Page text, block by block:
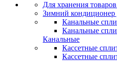
Для хранения
Зимний кондиционер
Канальные
Канальные
Канальные
Кассетные
Кассетные